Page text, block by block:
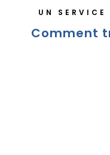
UN SERVICE
Comment